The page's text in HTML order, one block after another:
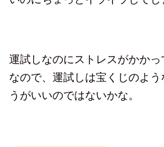
運試しなのにストレスがかかっ
なので、運試しは宝くじのよ
うがいいのではないかな。